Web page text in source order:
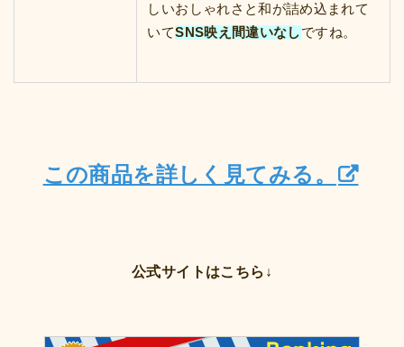
しいおしゃれさと和が詰め込まれて
いてSNS映え間違いなしですね。
この商品を詳しく見てみる。
公式サイトはこちら↓